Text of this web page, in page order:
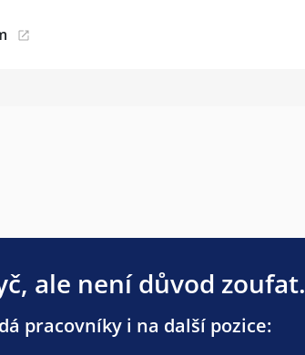
ale není důvod zoufat.
pracovníky i na další pozice: